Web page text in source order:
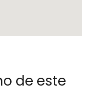
de este